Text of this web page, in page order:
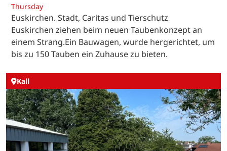
Thursday
Euskirchen. Stadt, Caritas und Tierschutz
Euskirchen ziehen beim neuen Taubenkonzept an
einem Strang.Ein Bauwagen, wurde hergerichtet, um
bis zu 150 Tauben ein Zuhause zu bieten.
Kall